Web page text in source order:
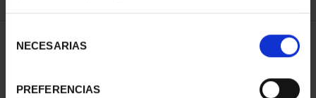
NECESARIAS
PREFERENCIAS
1 Productos encontrados